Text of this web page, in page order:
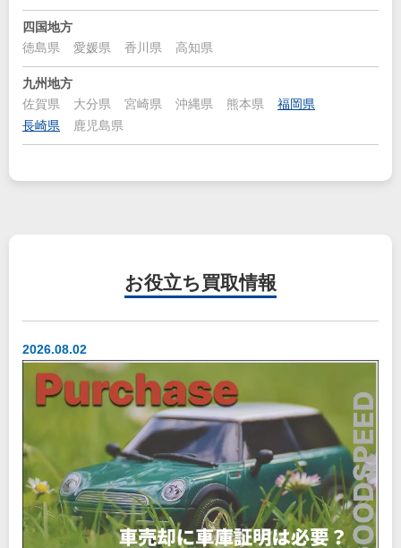
四国地方
徳島県
愛媛県 香川県 高知県
九州地方
佐賀県
大分県 宮崎県 沖縄県 熊本県
福岡県
長崎県
鹿児島県
お役立ち 買取情報
2026.08.02